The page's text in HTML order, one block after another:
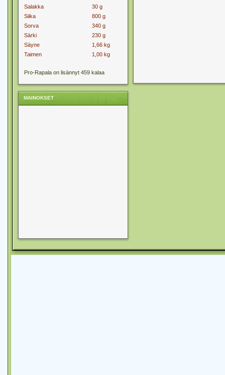
Salakka
30 g
Siika
800 g
Sorva
340 g
Särki
230 g
Säyne
1,66 kg
Taimen
1,00 kg
Pro-Rapala on lisännyt 459 kalaa
MAINOKSET